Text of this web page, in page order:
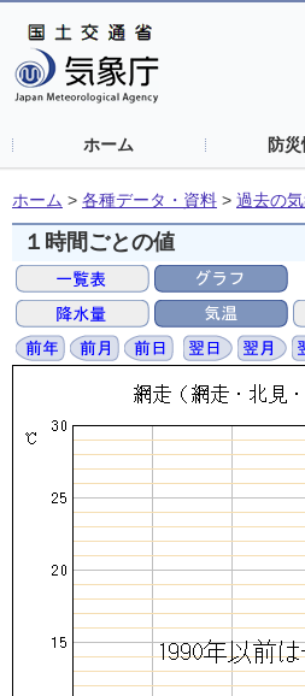
ホーム 防
ホーム > 各種データ・資料 > 過去の
１時間ごとの値